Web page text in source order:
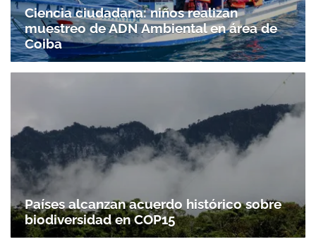
Ciencia ciudadana: niños realizan
muestreo de ADN Ambiental en área de
Coiba
Países alcanzan acuerdo histórico sobre
biodiversidad en COP15